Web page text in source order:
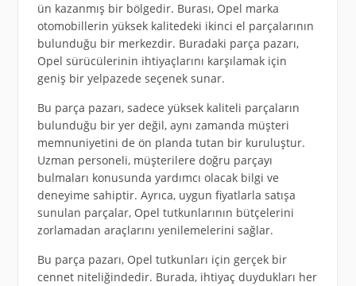
ün kazanmış bir bölgedir. Burası, Opel marka
otomobillerin yüksek kalitedeki ikinci el parçalarının
bulunduğu bir merkezdir. Buradaki parça pazarı,
Opel sürücülerinin ihtiyaçlarını karşılamak için
geniş bir yelpazede seçenek sunar.
Bu parça pazarı, sadece yüksek kaliteli parçaların
bulunduğu bir yer değil, aynı zamanda müşteri
memnuniyetini de ön planda tutan bir kuruluştur.
Uzman personeli, müşterilere doğru parçayı
bulmaları konusunda yardımcı olacak bilgi ve
deneyime sahiptir. Ayrıca, uygun fiyatlarla satışa
sunulan parçalar, Opel tutkunlarının bütçelerini
zorlamadan araçlarını yenilemelerini sağlar.
Bu parça pazarı, Opel tutkunları için gerçek bir
cennet niteliğindedir. Burada, ihtiyaç duydukları her